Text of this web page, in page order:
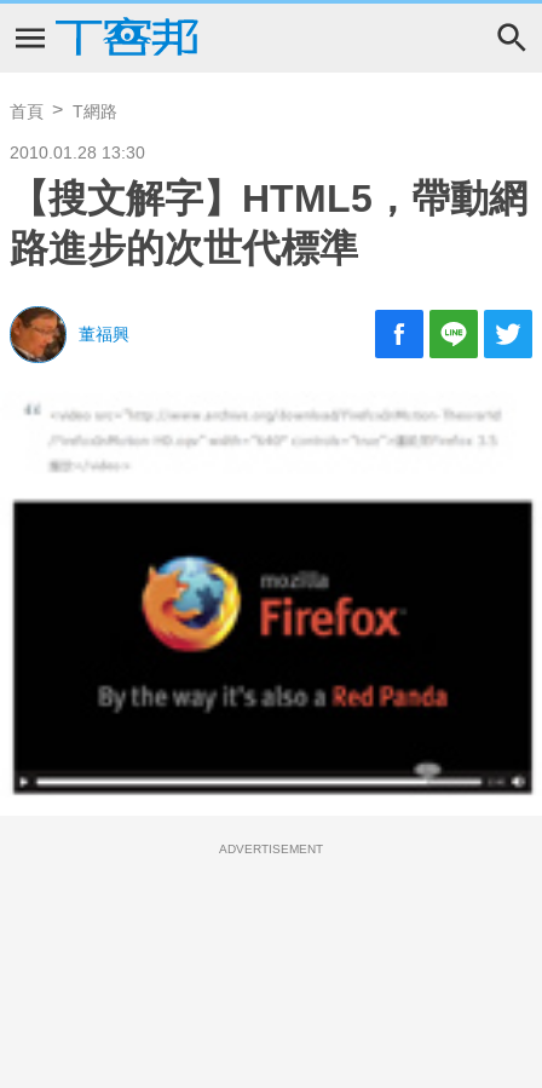
首頁 T網路
2010.01.28 13:30
【搜文解字】HTML5，帶動網
路進步的次世代標準
董福興
ADVERTISEMENT